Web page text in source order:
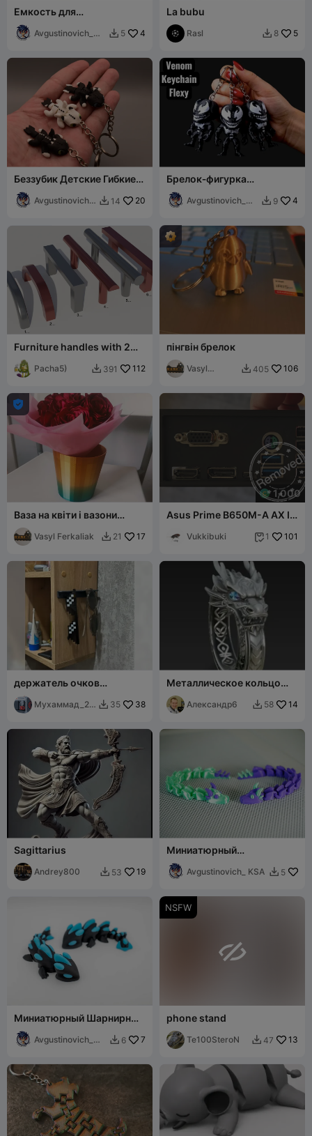
Емкость для
проращивания растений
Avgustinovich_
 5 4
La bubu
Rasl  8 5
Беззубик Детские Гибкие
Драконы+Брелок
Avgustinovich_
 14 20
Брелок‐фигурка
персонажа Веном
Avgustinovich_
 9 4
Furniture handles with 2
bolts
Pacha5)  391 112
пінгвін брелок
Vasyl
 405 106

Ваза на квіти і вазони
декор
Vasyl Ferkaliak  21 17
1,000
Asus Prime B650M-A AX II
Vukkibuki  1 101
держатель очков
настенный
Мухаммад_20
 35 38
Металлическое кольцо
дракона
Александр6  58 14
Sagittarius
Andrey800  53 19
Миниатюрный
Сочлененный Дракон
Линдворм
Avgustinovich_ KSA  5
Миниатюрный Шарнирный
Дракон
Avgustinovich_
 6 7
NSFW

phone stand
Te100SteroN  47 13